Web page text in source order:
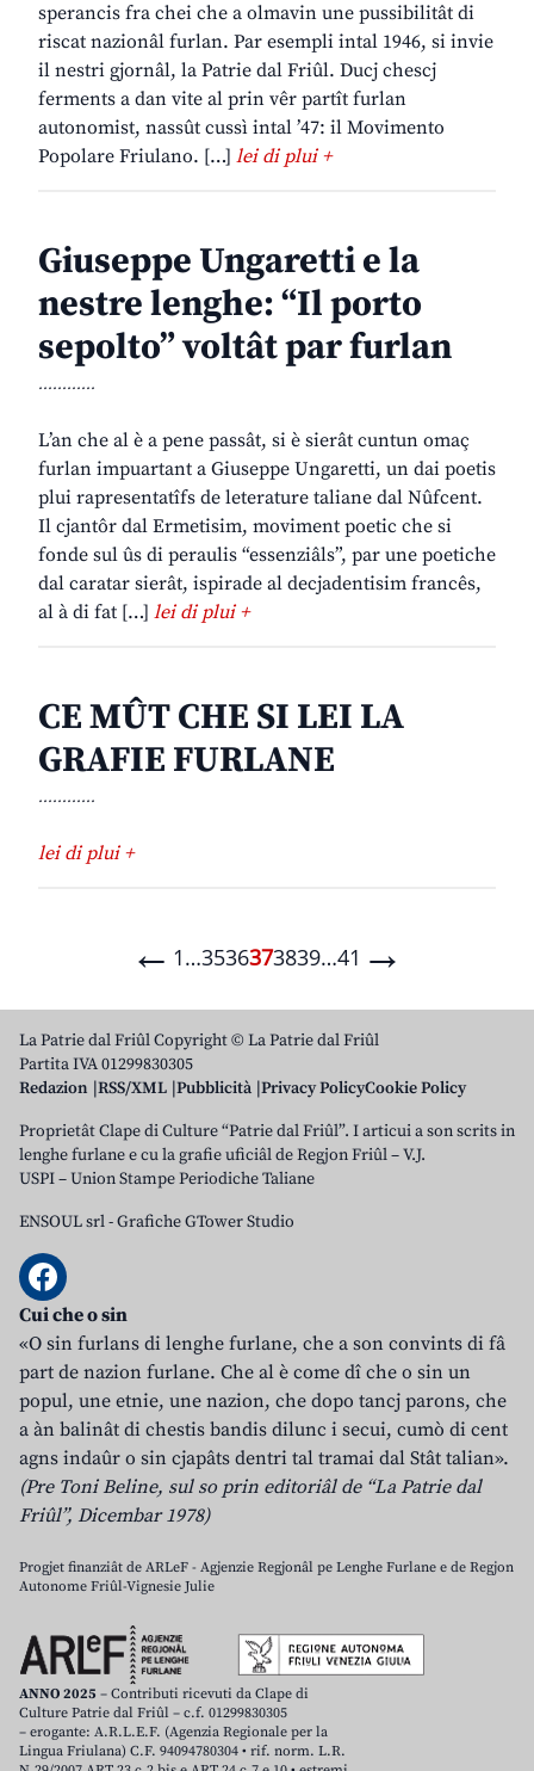
sperancis fra chei che a olmavin une pussibilitât di
riscat nazionâl furlan. Par esempli intal 1946, si invie
il nestri gjornâl, la Patrie dal Friûl. Ducj chescj
ferments a dan vite al prin vêr partît furlan
autonomist, nassût cussì intal ’47: il Movimento
Popolare Friulano. […] lei di plui +
Giuseppe Ungaretti e la
nestre lenghe: “Il porto
sepolto” voltât par furlan
............
L’an che al è a pene passât, si è sierât cuntun omaç
furlan impuartant a Giuseppe Ungaretti, un dai poetis
plui rapresentatîfs de leterature taliane dal Nûfcent.
Il cjantôr dal Ermetisim, moviment poetic che si
fonde sul ûs di peraulis “essenziâls”, par une poetiche
dal caratar sierât, ispirade al decjadentisim francês,
al à di fat […] lei di plui +
CE MÛT CHE SI LEI LA
GRAFIE FURLANE
............
lei di plui +
← 1…3536373839…41 →
La Patrie dal Friûl Copyright © La Patrie dal Friûl
Partita IVA 01299830305
Redazion RSS/XML Pubblicità Privacy PolicyCookie Policy
Proprietât Clape di Culture “Patrie dal Friûl”. I articui a son scrits in
lenghe furlane e cu la grafie uficiâl de Regjon Friûl – V.J.
USPI – Union Stampe Periodiche Taliane
ENSOUL srl-Grafiche GTower Studio
Cui che o sin
«O sin furlans di lenghe furlane, che a son convints di fâ
part de nazion furlane. Che al è come dî che o sin un
popul, une etnie, une nazion, che dopo tancj parons, che
a àn balinât di chestis bandis dilunc i secui, cumò di cent
agns indaûr o sin cjapâts dentri tal tramai dal Stât talian».
(Pre Toni Beline, sul so prin editoriâl de “La Patrie dal
Friûl”, Dicembar 1978)
Progjet finanziât de ARLeF - Agjenzie Regjonâl pe Lenghe Furlane e de Regjon
Autonome Friûl-Vignesie Julie
ANNO 2025 – Contributi ricevuti da Clape di
Culture Patrie dal Friûl – c.f. 01299830305
– erogante: A.R.L.E.F. (Agenzia Regionale per la
Lingua Friulana) C.F. 94094780304 • rif. norm. L.R.